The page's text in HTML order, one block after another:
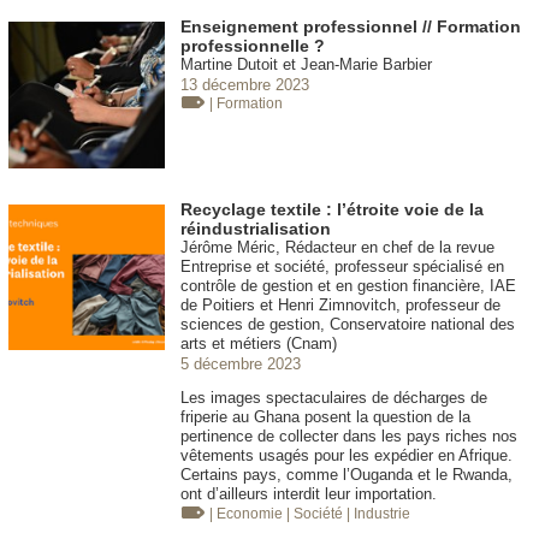
Enseignement professionnel // Formation
professionnelle ?
Martine Dutoit et Jean-Marie Barbier
13 décembre 2023
| Formation
Recyclage textile : l’étroite voie de la
réindustrialisation
Jérôme Méric, Rédacteur en chef de la revue
Entreprise et société, professeur spécialisé en
contrôle de gestion et en gestion financière, IAE
de Poitiers et Henri Zimnovitch, professeur de
sciences de gestion, Conservatoire national des
arts et métiers (Cnam)
5 décembre 2023
Les images spectaculaires de décharges de
friperie au Ghana posent la question de la
pertinence de collecter dans les pays riches nos
vêtements usagés pour les expédier en Afrique.
Certains pays, comme l’Ouganda et le Rwanda,
ont d’ailleurs interdit leur importation.
| Economie | Société | Industrie